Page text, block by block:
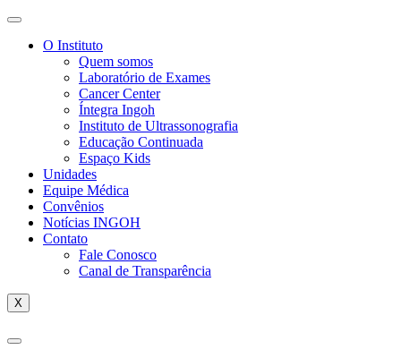
O Instituto
Quem somos
Laboratório de Exames
Cancer Center
Íntegra Ingoh
Instituto de Ultrassonografia
Educação Continuada
Espaço Kids
Unidades
Equipe Médica
Convênios
Notícias INGOH
Contato
Fale Conosco
Canal de Transparência
X